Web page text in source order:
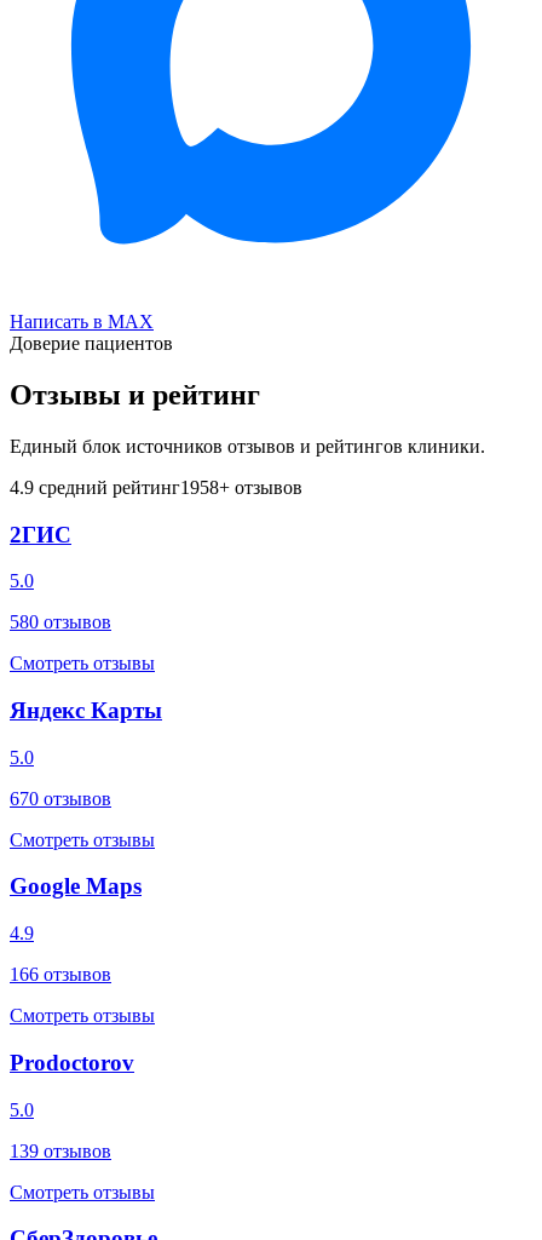
Написать в MAX
Доверие пациентов
Отзывы и рейтинг
Единый блок источников отзывов и рейтингов клиники.
4.9 средний рейтинг1958+ отзывов
2ГИС
5.0
580 отзывов
Смотреть отзывы
Яндекс Карты
5.0
670 отзывов
Смотреть отзывы
Google Maps
4.9
166 отзывов
Смотреть отзывы
Prodoctorov
5.0
139 отзывов
Смотреть отзывы